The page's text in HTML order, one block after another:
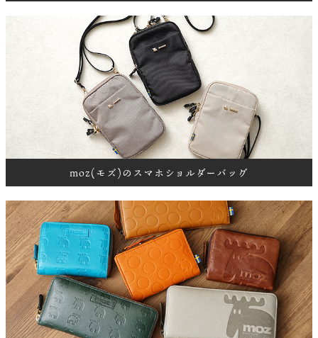
moz(モズ)のスマホショルダーバッグ